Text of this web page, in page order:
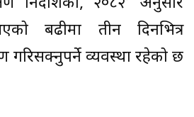
निर्देशिका, २०८२’ अनुसार
बढीमा तीन दिनभित्र
गरिसक्नुपर्ने व्यवस्था रहेको छ